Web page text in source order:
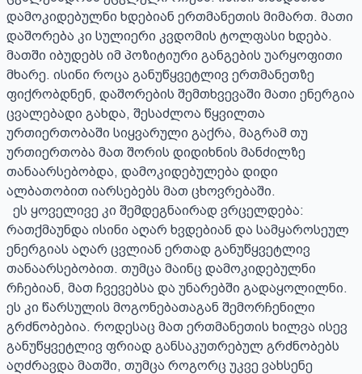
დამოკიდებულნი ხდებიან ერთმანეთის მიმართ. მათი
დაშორება კი სულიერი კვდომის ტოლფასი ხდება.
მათში იბუდებს იმ პოზიტიური განგების უარყოფითი
მხარე. ისინი როცა განუწყვეტლივ ერთმანეთზე
ფიქრობდნენ, დაშორების შემთხვევაში მათი ენერგია
ცვალებადი გახდა, შესაძლოა წყვილთა
ურთიერთობაში სიყვარული გაქრა, მაგრამ თუ
ურთიერთობა მათ შორის დიდიხნის მანძილზე
თანაარსებობდა, დამოკიდებულება დიდი
ალბათობით იარსებებს მათ ცხოვრებაში.
რათქმაუნდა ისინი აღარ ხვდებიან და სამყაროსეულ
ენერგიას აღარ ცვლიან ერთად განუწყვეტლივ
თანაარსებობით. თუმცა მაინც დამოკიდებულნი
რჩებიან, მათ ჩვევებსა და უნარებში გადაყოლილნი.
ეს კი წარსულის მოგონებათაგან შემორჩენილი
გრძნობებია. როდესაც მათ ერთმანეთის ხილვა ისევ
განუწყვეტლივ ფრიად განსაკუთრებულ გრძნობებს
აღძრავდა მათში, თუმცა როგორც უკვე ვახსენე